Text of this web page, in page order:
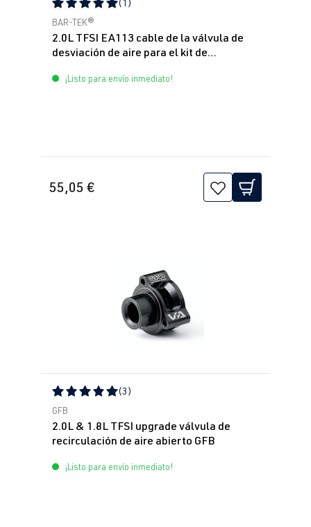
Calificación promedio de 5 de 5 estrellas
(1)
BAR-TEK®
2.0L TFSI EA113 cable de la válvula de
desviación de aire para el kit de
¡Listo para envío inmediato!
55,05 €
Calificación promedio de 5 de 5 estrellas
(3)
GFB
2.0L & 1.8L TFSI upgrade válvula de
recirculación de aire abierto GFB
¡Listo para envío inmediato!